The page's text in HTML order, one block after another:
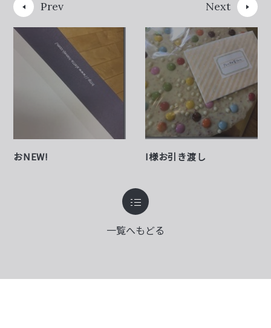
Prev
おNEW!
Next
I様お引き渡し
一覧へもどる